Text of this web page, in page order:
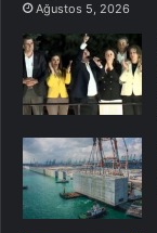
Ağustos 5, 2026